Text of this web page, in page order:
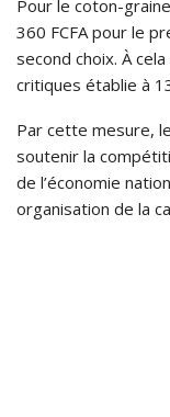
Pour le coton-
360 FCFA pour le
second choix. À
critiques établie à
Par cette mesure,
soutenir la
de l’économie
organisation de la